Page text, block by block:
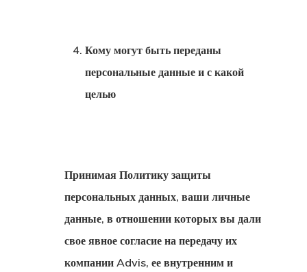
Кому могут быть переданы
персональные данные и с какой
целью
Принимая Политику защиты
персональных данных, ваши личные
данные, в отношении которых вы дали
свое явное согласие на передачу их
компании Advis, ее внутренним и
Об Оплате
Политика
Данных
Цена Агента